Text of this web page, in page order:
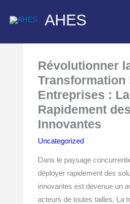
AHES
Révolutionner
Transformation
Entreprises :
Rapidement
Innovantes
Uncategorized
Dans le paysage
déployer rapidement des
innovantes est devenue un
acteurs de toutes tailles. La